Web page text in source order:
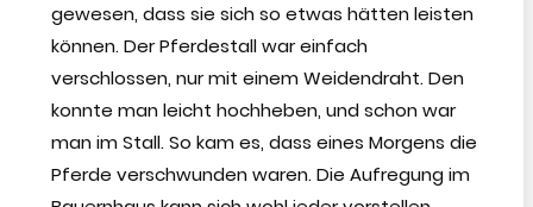
gewesen, dass sie sich so etwas hätten leisten
können. Der Pferdestall war einfach
verschlossen, nur mit einem Weidendraht. Den
konnte man leicht hochheben, und schon war
man im Stall. So kam es, dass eines Morgens die
Pferde verschwunden waren. Die Aufregung im